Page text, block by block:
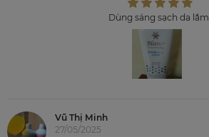
Dùng sáng sạch da lắm.
Vũ Thị Minh
27/05/2025